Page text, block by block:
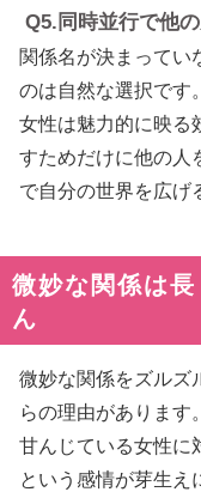
Q5.同時並行で他
関係名が決まってい
のは自然な選択です
女性は魅力的に映る
すためだけに他の人
で自分の世界を広げ
微妙な関係は
ん
微妙な関係をズルズ
らの理由があります
甘んじている女性に
という感情が芽生え